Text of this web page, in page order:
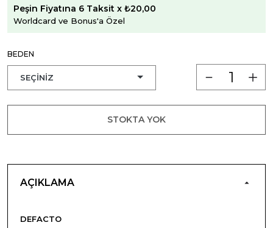
Peşin Fiyatına 6 Taksit x ₺20,00
Worldcard ve Bonus'a Özel
BEDEN
STOKTA YOK
AÇIKLAMA
DEFACTO